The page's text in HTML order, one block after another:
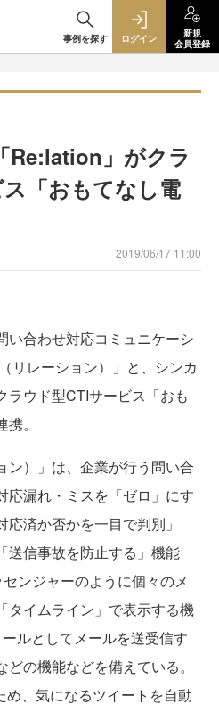
事例を探す ログイン
新規
会員登録
Re:lation」がクラ
「おもてなし電
2019/06/17 11:00
合わせ対応コミュニケーシ
リレーション）」と、シンカ
ラウド型CTIサービス「おも
。
）」は、企業が行う問い合
応漏れ・ミスを「ゼロ」にす
済か否かを一目で判別」
送信事故を防止する」機能
ンジャーのように個々のメ
タイムライン」で表示する機
ルとしてメールを送受信す
の機能などを備えている。
め、気になるツイートを自動